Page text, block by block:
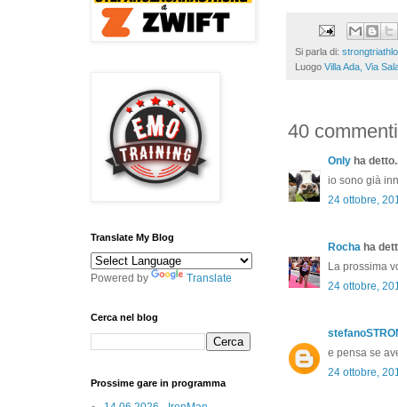
Si parla di:
Luogo Villa Ada, Via
40
Only ha
io sono già
24 ottobre,
Rocha ha
La prossima
24 ottobre,
e pensa se
24 ottobre,
Translate My Blog
Powered by Translate
Cerca nel blog
Prossime gare in programma